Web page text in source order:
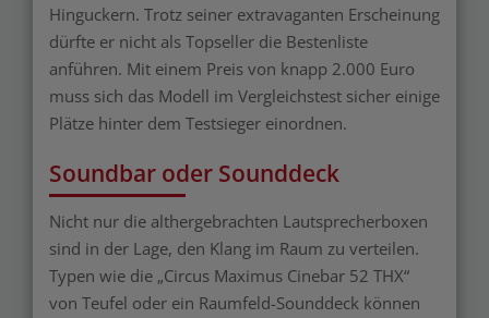
Hinguckern. Trotz seiner extravaganten Erscheinung
dürfte er nicht als Topseller die Bestenliste
anführen. Mit einem Preis von knapp 2.000 Euro
muss sich das Modell im Vergleichstest sicher einige
Plätze hinter dem Testsieger einordnen.
Soundbar oder Sounddeck
Nicht nur die althergebrachten Lautsprecherboxen
sind in der Lage, den Klang im Raum zu verteilen.
Typen wie die „Circus Maximus Cinebar 52 THX“
von Teufel oder ein Raumfeld-Sounddeck können